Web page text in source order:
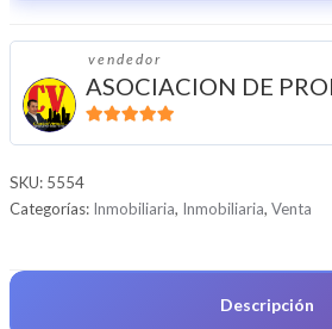
vendedor
ASOCIACION DE
SKU: 5554
Categorías: Inmobiliaria, Inmobiliaria, Venta
Descripción